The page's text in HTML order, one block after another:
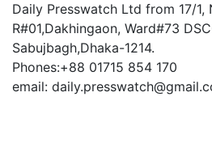
Daily Presswatch Ltd from 17/1,
R#01,Dakhingaon, Ward#73
Sabujbagh,Dhaka-1214.
Phones:+88 01715 854 170
email: